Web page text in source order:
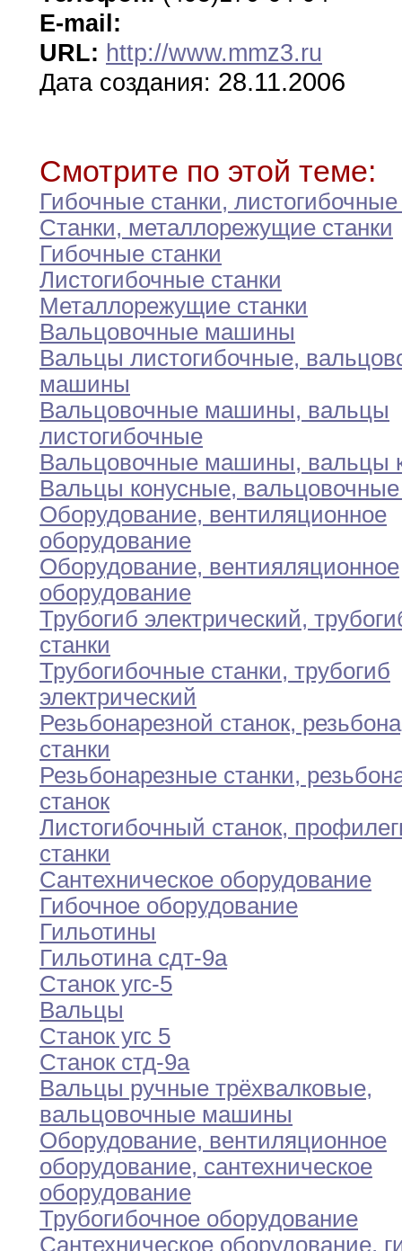
E-mail:
URL: http://www.mmz3.ru
Дата создания: 28.11.2006
Смотрите по этой теме:
Гибочные станки, листогибочные
Станки, металлорежущие станки
Гибочные станки
Листогибочные станки
Металлорежущие станки
Вальцовочные машины
Вальцы листогибочные,
машины
Вальцовочные машины, вальцы
листогибочные
Вальцовочные машины, вальцы
Вальцы конусные,
Оборудование, вентиляционное
оборудование
Оборудование, вентияляционное
оборудование
Трубогиб электрический,
станки
Трубогибочные станки, трубогиб
электрический
Резьбонарезной станок,
станки
Резьбонарезные станки,
станок
Листогибочный станок,
станки
Сантехническое оборудование
Гибочное оборудование
Гильотины
Гильотина сдт-9а
Станок угс-5
Вальцы
Станок угс 5
Станок стд-9а
Вальцы ручные трёхвалковые,
вальцовочные машины
Оборудование, вентиляционное
оборудование, сантехническое
оборудование
Трубогибочное оборудование
Сантехническое оборудование,